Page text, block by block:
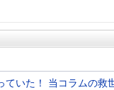
ていた！ 当コラムの